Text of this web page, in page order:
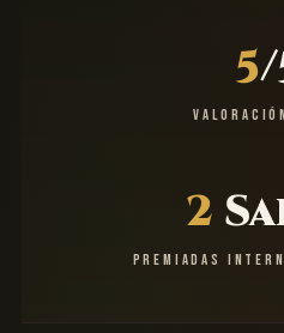
5
2
PREMIADAS